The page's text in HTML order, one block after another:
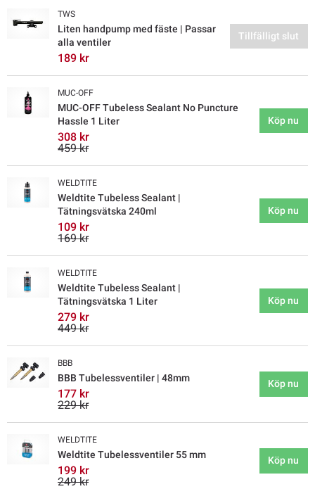
TWS
Liten handpump med fäste | Passar
alla ventiler
189 kr
Tillfälligt slut
MUC-OFF
MUC-OFF Tubeless Sealant No Puncture
Hassle 1 Liter
308 kr
459 kr
Köp nu
WELDTITE
Weldtite Tubeless Sealant |
Tätningsvätska 240ml
109 kr
169 kr
Köp nu
WELDTITE
Weldtite Tubeless Sealant |
Tätningsvätska 1 Liter
279 kr
449 kr
Köp nu
BBB
BBB Tubelessventiler | 48mm
177 kr
229 kr
Köp nu
WELDTITE
Weldtite Tubelessventiler 55 mm
199 kr
249 kr
Köp nu